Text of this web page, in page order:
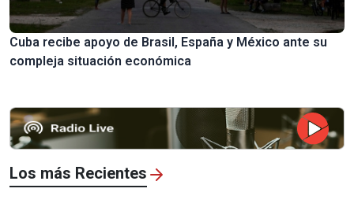
Cuba recibe apoyo de Brasil, España y México ante su
compleja situación económica
Los más Recientes